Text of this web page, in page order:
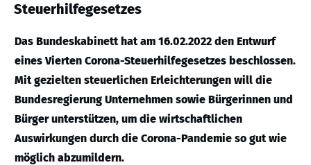
Steuerhilfegesetzes
Das Bundeskabinett hat am 16.02.2022 den Entwurf
eines Vierten Corona-Steuerhilfegesetzes beschlossen.
Mit gezielten steuerlichen Erleichterungen will die
Bundesregierung Unternehmen sowie Bürgerinnen und
Bürger unterstützen, um die wirtschaftlichen
Auswirkungen durch die Corona-Pandemie so gut wie
möglich abzumildern.